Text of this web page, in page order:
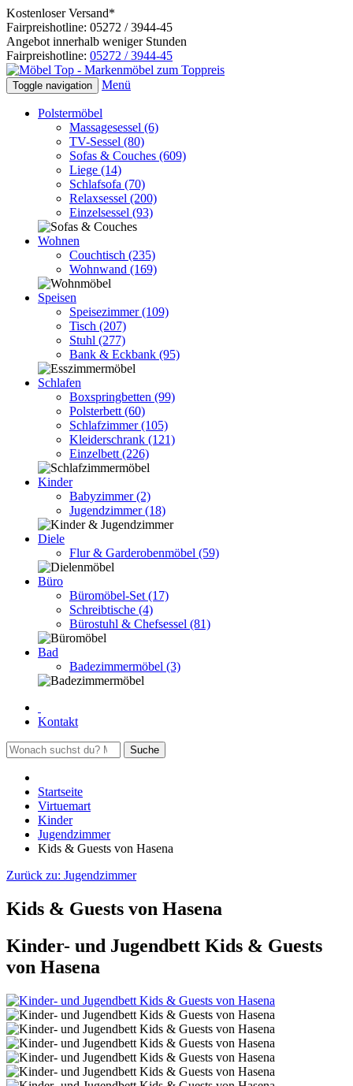
Kostenloser Versand*
Fairpreishotline: 05272 / 3944-45
Angebot innerhalb weniger Stunden
Fairpreishotline: 05272 / 3944-45
Toggle navigation Menü
Polstermöbel
Massagesessel (6)
TV-Sessel (80)
Sofas & Couches (609)
Liege (14)
Schlafsofa (70)
Relaxsessel (200)
Einzelsessel (93)
Wohnen
Couchtisch (235)
Wohnwand (169)
Speisen
Speisezimmer(109)
Tisch (207)
Stuhl (277)
Bank & Eckbank (95)
Schlafen
Boxspringbetten (99)
Polsterbett (60)
Schlafzimmer(105)
Kleiderschrank (121)
Einzelbett (226)
Kinder
Babyzimmer(2)
Jugendzimmer(18)
Diele
Flur & Garderobenmöbel (59)
Büro
Büromöbel-Set (17)
Schreibtische (4)
Bürostuhl & Chefsessel (81)
Bad
Badezimmermöbel (3)
Kontakt
Suche
Startseite
Virtuemart
Kinder
Jugendzimmer
Kids & Guests von Hasena
Zurück zu: Jugendzimmer
Kids & Guests von Hasena
Kinder- und Jugendbett Kids & Guests
von Hasena